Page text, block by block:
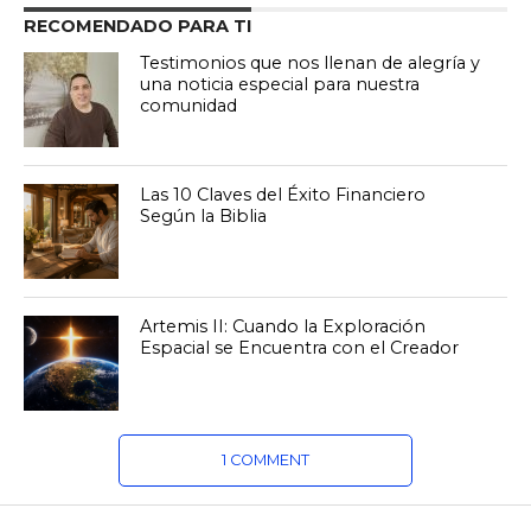
RECOMENDADO PARA TI
Testimonios que nos llenan de alegría y
una noticia especial para nuestra
comunidad
Las 10 Claves del Éxito Financiero
Según la Biblia
Artemis II: Cuando la Exploración
Espacial se Encuentra con el Creador
1 COMMENT